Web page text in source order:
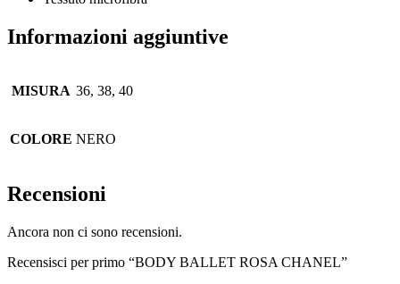
Informazioni aggiuntive
MISURA 36, 38, 40
COLORE NERO
Recensioni
Ancora non ci sono recensioni.
Recensisci per primo “BODY BALLET ROSA CHANEL”